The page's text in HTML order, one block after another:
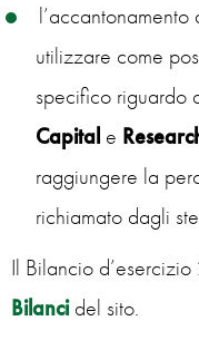
utilizzare come
specifico riguardo
Capital e
raggiungere la
richiamato dagli
Il Bilancio
Bilancidel sito.